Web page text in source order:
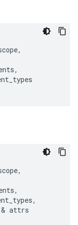
,
,
,
,
,
& attrs